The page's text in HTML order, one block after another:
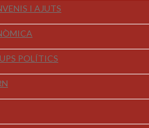
I AJUTS
POLÍTICS